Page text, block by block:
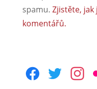
spamu. Zjistěte, jak
komentářů.
facebooktwitter